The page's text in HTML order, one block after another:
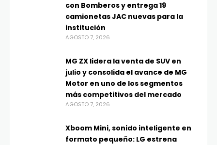
con Bomberos y entrega 19
camionetas JAC nuevas para la
institución
AGOSTO 7, 2026
MG ZX lidera la venta de SUV en
julio y consolida el avance de MG
Motor en uno de los segmentos
más competitivos del mercado
AGOSTO 7, 2026
Xboom Mini, sonido inteligente en
formato pequeño: LG estrena